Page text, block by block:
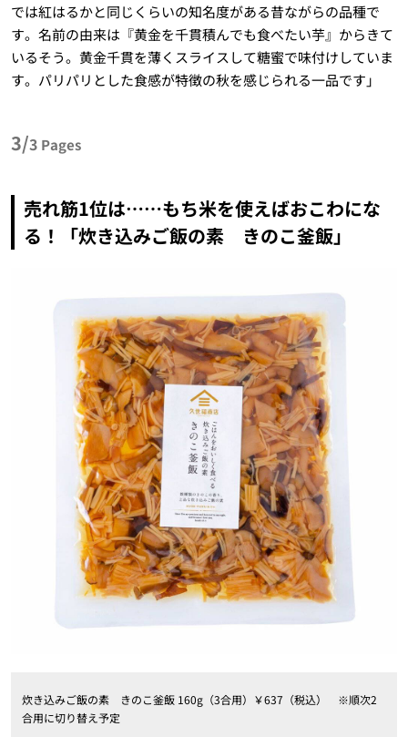
では紅はるかと同じくらいの知名度がある昔ながらの品種で
す。名前の由来は『黄金を千貫積んでも食べたい芋』からきて
いるそう。黄金千貫を薄くスライスして糖蜜で味付けしていま
す。パリパリとした食感が特徴の秋を感じられる一品です」
3/3 Pages
売れ筋1位は……もち米を使えばおこわにな
る！「炊き込みご飯の素 きのこ釜飯」
炊き込みご飯の素 きのこ釜飯 160g（3合用）￥637（税込） ※順次2
合用に切り替え予定